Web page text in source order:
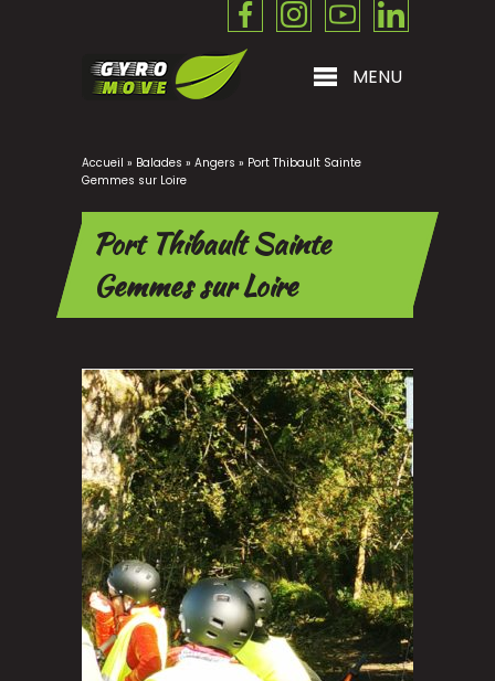
MENU
Accueil » Balades » Angers » Port Thibault Sainte
Gemmes sur Loire
Port Thibault Sainte
Gemmes sur Loire